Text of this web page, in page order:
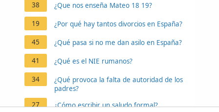
38
¿Que nos enseña Mateo 18 19?
19 ¿Por qué hay tantos divorcios en España?
45 ¿Qué pasa si no me dan asilo en España?
41 ¿Qué es el NIE rumanos?
34
¿Qué provoca la falta de autoridad de los
padres?
27
¿Cómo escribir un saludo formal?